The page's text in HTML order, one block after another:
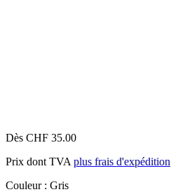
Dès CHF 35.00
Prix dont TVA plus frais d'expédition
Couleur : Gris